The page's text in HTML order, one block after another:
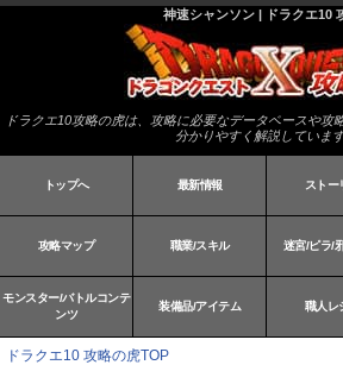
神速シャンソン | ドラクエ10
ドラクエ10攻略の虎は、攻略に必要なデータベースや攻
分かりやすく解説していま
トップへ 最新情報 ストー
攻略マップ 職業/スキル 迷宮/ピラ/
モンスター/バトルコンテ
ンツ
装備品/アイテム 職人レ
ドラクエ10 攻略の虎TOP